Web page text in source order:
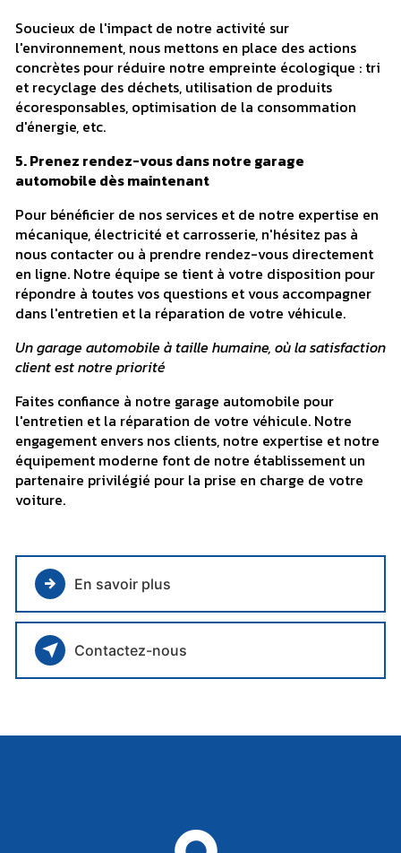
Soucieux de l'impact de notre activité sur
l'environnement, nous mettons en place des actions
concrètes pour réduire notre empreinte écologique : tri
et recyclage des déchets, utilisation de produits
écoresponsables, optimisation de la consommation
d'énergie, etc.
5. Prenez rendez-vous dans notre garage
automobile dès maintenant
Pour bénéficier de nos services et de notre expertise en
mécanique, électricité et carrosserie, n'hésitez pas à
nous contacter ou à prendre rendez-vous directement
en ligne. Notre équipe se tient à votre disposition pour
répondre à toutes vos questions et vous accompagner
dans l'entretien et la réparation de votre véhicule.
Un garage automobile à taille humaine, où la satisfaction
client est notre priorité
Faites confiance à notre garage automobile pour
l'entretien et la réparation de votre véhicule. Notre
engagement envers nos clients, notre expertise et notre
équipement moderne font de notre établissement un
partenaire privilégié pour la prise en charge de votre
voiture.
En savoir plus
Contactez-nous